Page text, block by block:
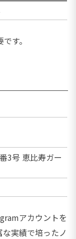
す。
3号 恵比寿ガー
アカウントを
実績で培ったノ